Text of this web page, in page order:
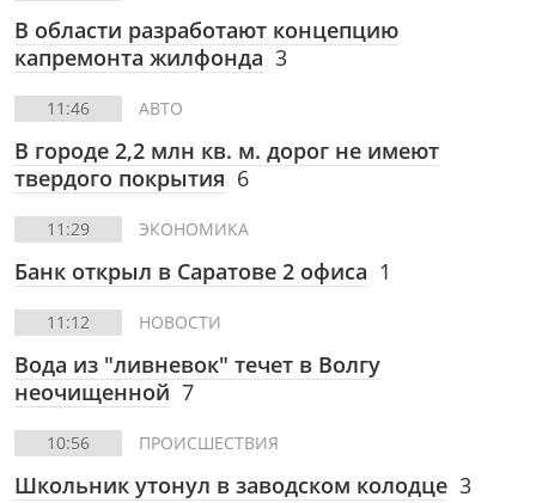
В области разработают концепцию
капремонта жилфонда 3
11:46 АВТО
В городе 2,2 млн кв. м. дорог не имеют
твердого покрытия 6
11:29 ЭКОНОМИКА
Банк открыл в Саратове 2 офиса 1
11:12 НОВОСТИ
Вода из "ливневок" течет в Волгу
неочищенной 7
10:56 ПРОИСШЕСТВИЯ
Школьник утонул в заводском колодце 3